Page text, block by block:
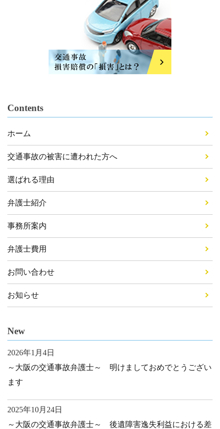
Contents
ホーム
交通事故の被害に遭われた方へ
選ばれる理由
弁護士紹介
事務所案内
弁護士費用
お問い合わせ
お知らせ
New
2026年1月4日
～大阪の交通事故弁護士～ 明けましておめでとうござい
ます
2025年10月24日
～大阪の交通事故弁護士～ 後遺障害逸失利益における差